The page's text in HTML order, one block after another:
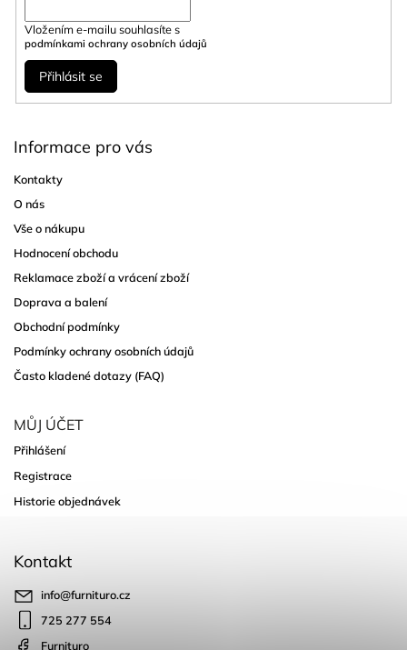
Vložením e-mailu souhlasíte s
podmínkami ochrany osobních údajů
Přihlásit se
Informace pro vás
Kontakty
O nás
Vše o nákupu
Hodnocení obchodu
Reklamace zboží a vrácení zboží
Doprava a balení
Obchodní podmínky
Podmínky ochrany osobních údajů
Často kladené dotazy (FAQ)
MŮJ ÚČET
Přihlášení
Registrace
Historie objednávek
Kontakt
info@furnituro.cz
725 277 554
Furnituro